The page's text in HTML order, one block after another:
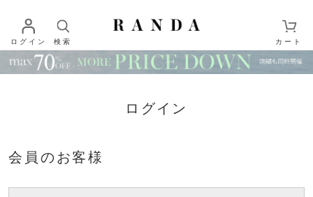
ログイン 検索 カート
ログイン
会員のお客様